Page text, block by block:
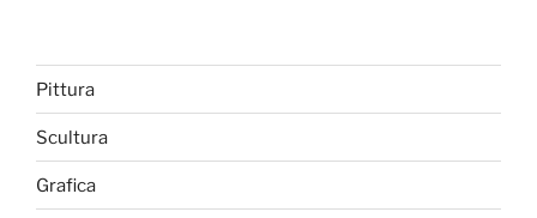
Pittura
Scultura
Grafica